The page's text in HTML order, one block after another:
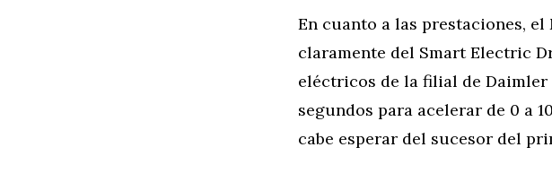
En cuanto a las prestaciones,
claramente del Smart Electric
eléctricos de la filial de Daimler
segundos para acelerar de 0 a
cabe esperar del sucesor del